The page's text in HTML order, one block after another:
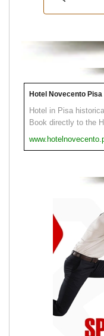
Hotel Novecento Pisa
Hotel in Pisa
Book directly to the